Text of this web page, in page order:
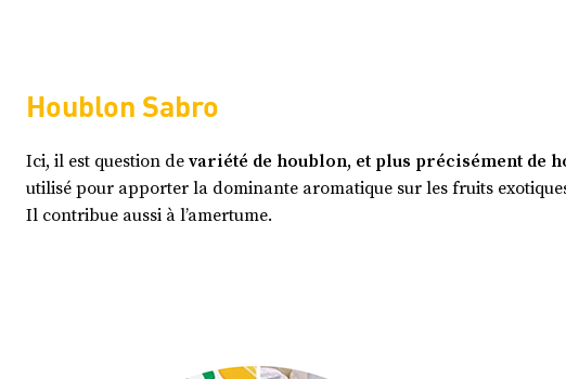
Houblon Sabro
Ici, il est question de variété de houblon, et plus précisément de
utilisé pour apporter la dominante aromatique sur les fruits
Il contribue aussi à l’amertume.